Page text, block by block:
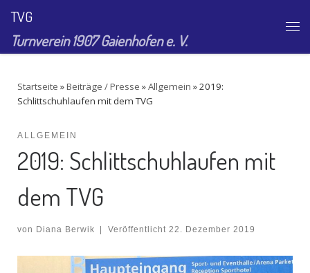
Zum Inhalt springen
TVG
Turnverein 1907 Gaienhofen e. V.
Startseite »Beiträge / Presse »Allgemein »2019:
Schlittschuhlaufen mit dem TVG
ALLGEMEIN
2019: Schlittschuhlaufen mit
dem TVG
von Diana Berwik | Veröffentlicht 22. Dezember 2019